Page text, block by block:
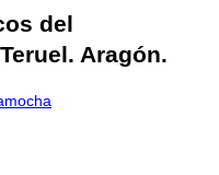
del
Aragón.